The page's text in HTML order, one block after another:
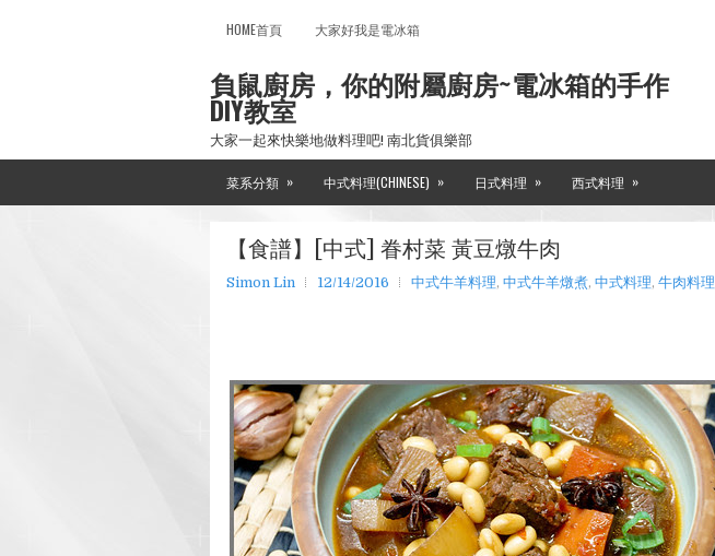
HOME首頁 大家好我是電冰箱
負鼠廚房，你的附屬廚房~電冰箱的手作
DIY教室
大家一起來快樂地做料理吧! 南北貨俱樂部
菜系分類 » 中式料理(CHINESE) » 日式料理 » 西式料理 »
【食譜】[中式] 眷村菜 黃豆燉牛肉
Simon Lin 12/14/2016 中式牛羊料理, 中式牛羊燉煮, 中式料理, 牛肉料理